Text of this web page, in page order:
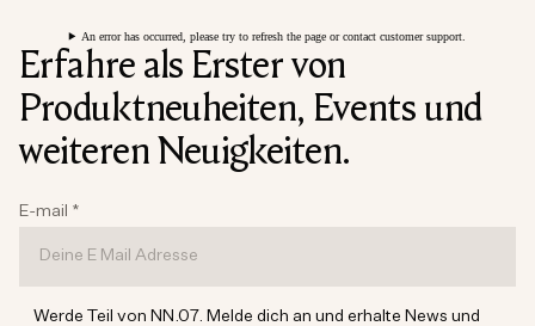
An error has occurred, please try to refresh the page or contact customer support.
Erfahre als Erster von
Produktneuheiten, Events und
weiteren Neuigkeiten.
E-mail *
Werde Teil von NN.07. Melde dich an und erhalte News und